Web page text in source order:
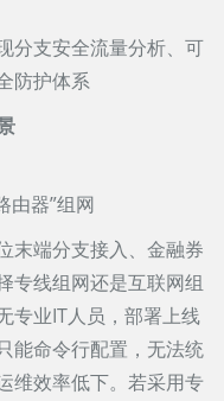
分支安全流量分析、可
防护体系
由器”组网
末端分支接入、金融券
专线组网还是互联网组
专业IT人员，部署上线
能命令行配置，无法统
维效率低下。若采用专